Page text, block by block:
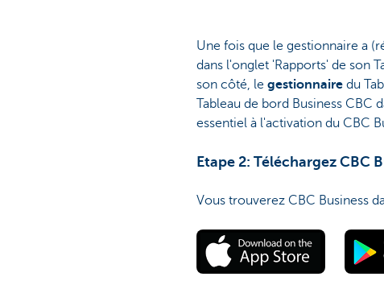
Une fois que le gestionnaire a
dans l'onglet 'Rapports' de son
son côté, le gestionnaire du
Tableau de bord Business
essentiel à l'activation du CBC
Etape 2: Téléchargez CBC
Vous trouverez CBC Business